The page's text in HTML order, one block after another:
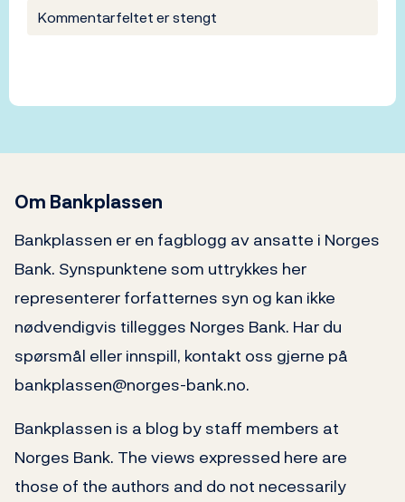
Kommentarfeltet er stengt
Om Bankplassen
Bankplassen er en fagblogg av ansatte i Norges
Bank. Synspunktene som uttrykkes her
representerer forfatternes syn og kan ikke
nødvendigvis tillegges Norges Bank. Har du
spørsmål eller innspill, kontakt oss gjerne på
bankplassen@norges-bank.no.
Bankplassen is a blog by staff members at
Norges Bank. The views expressed here are
those of the authors and do not necessarily